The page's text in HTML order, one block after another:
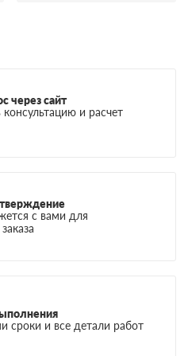
через сайт
и расчет
с вами для
сроки и все детали работ